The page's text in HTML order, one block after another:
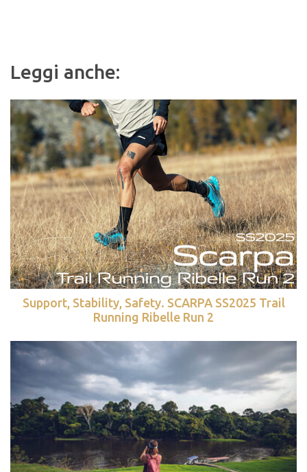
Leggi anche:
Support, Stability, Safety. SCARPA SS2025 Trail
Running Ribelle Run 2